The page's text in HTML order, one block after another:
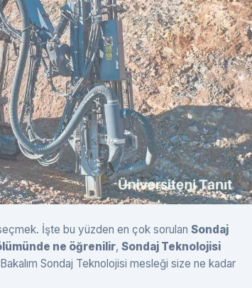
İşte bu yüzden en çok sorulan Sondaj
ne öğrenilir, Sondaj Teknolojisi
Sondaj Teknolojisi mesleği size ne kadar